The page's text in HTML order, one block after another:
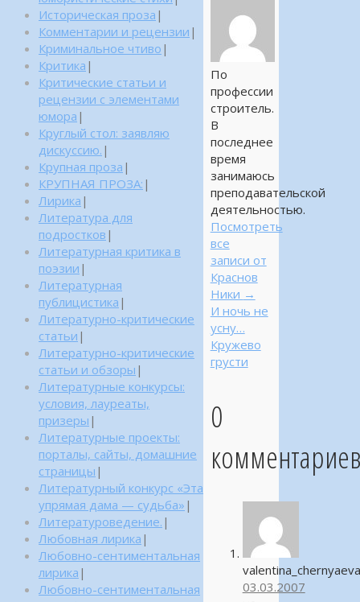
По
профессии
строитель.
В
последнее
время
занимаюсь
преподавательской
деятельностью.
Посмотреть
все
записи от
Краснов
Ники →
И ночь не
усну…
Кружево
грусти
0
valentina_chernyaeva
03.03.2007
Историческая проза |
Комментарии и рецензии |
Криминальное чтиво |
Критика |
Критические статьи и
рецензии с элементами
юмора |
Круглый стол: заявляю
дискуссию. |
Крупная проза |
КРУПНАЯ ПРОЗА: |
Лирика |
Литература для
подростков |
Литературная критика в
поэзии |
Литературная
публицистика |
Литературно-критические
статьи |
Литературно-критические
статьи и обзоры |
Литературные конкурсы:
условия, лауреаты,
призеры |
Литературные проекты:
порталы, сайты, домашние
страницы |
Литературный конкурс «Эта
упрямая дама — судьба» |
Литературоведение. |
Любовная лирика |
Любовно-сентиментальная
лирика |
Любовно-сентиментальная